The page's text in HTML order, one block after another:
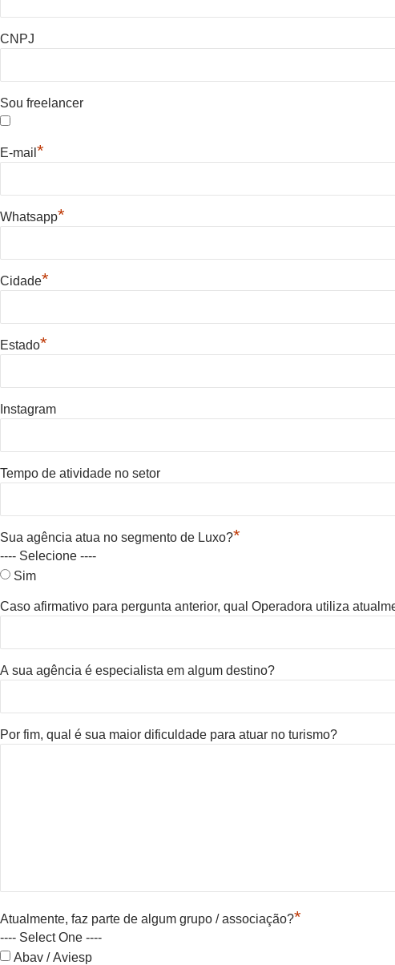
CNPJ
Sou freelancer
E-mail *
Whatsapp*
Cidade*
Estado*
Instagram
Tempo de atividade no setor
Sua agência atua no segmento de Luxo?*
---- Selecione ----
Sim
Caso afirmativo para pergunta anterior, qual Operadora utiliza
A sua agência é especialista em algum destino?
Por fim, qual é sua maior dificuldade para atuar no turismo?
Atualmente, faz parte de algum grupo / associação?*
---- Select One ----
Abav / Aviesp